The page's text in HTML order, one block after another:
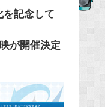
を記念して
が開催決定